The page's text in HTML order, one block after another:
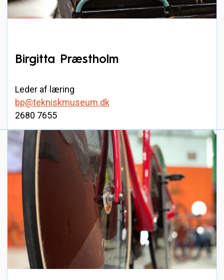
Birgitta Præstholm
Leder af læring
bp@tekniskmuseum.dk
2680 7655